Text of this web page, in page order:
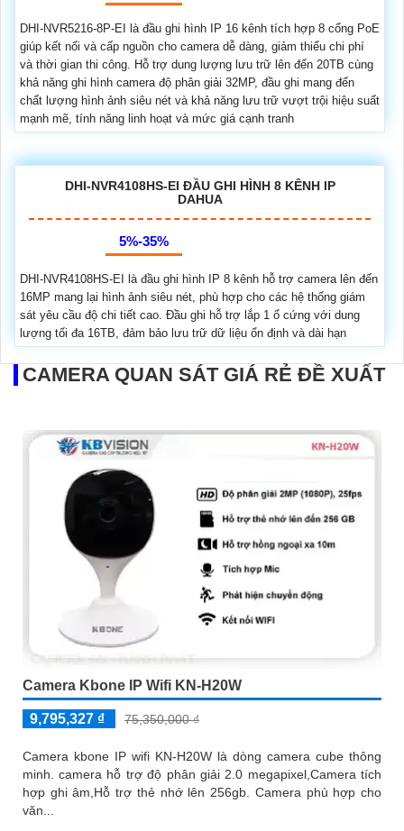
DHI-NVR5216-8P-EI là đầu ghi hình IP 16 kênh tích hợp 8 cổng PoE
giúp kết nối và cấp nguồn cho camera dễ dàng, giảm thiểu chi phí
và thời gian thi công. Hỗ trợ dung lượng lưu trữ lên đến 20TB cùng
khả năng ghi hình camera độ phân giải 32MP, đầu ghi mang đến
chất lượng hình ảnh siêu nét và khả năng lưu trữ vượt trội hiệu suất
mạnh mẽ, tính năng linh hoạt và mức giá cạnh tranh
DHI-NVR4108HS-EI ĐẦU GHI HÌNH 8 KÊNH IP
DAHUA
5%-35%
DHI-NVR4108HS-EI là đầu ghi hình IP 8 kênh hỗ trợ camera lên đến
16MP mang lại hình ảnh siêu nét, phù hợp cho các hệ thống giám
sát yêu cầu độ chi tiết cao. Đầu ghi hỗ trợ lắp 1 ổ cứng với dung
lượng tối đa 16TB, đảm bảo lưu trữ dữ liệu ổn định và dài hạn
CAMERA QUAN SÁT GIÁ RẺ ĐỀ XUẤT
Camera Kbone IP Wifi KN-H20W
9,795,327 ₫ 75,350,000 ₫
Camera kbone IP wifi KN-H20W là dòng camera cube thông
minh. camera hỗ trợ độ phân giải 2.0 megapixel,Camera tích
hợp ghi âm,Hỗ trợ thẻ nhớ lên 256gb. Camera phù hợp cho
văn...